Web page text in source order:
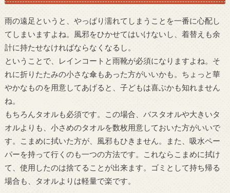
雨の遠足というと、やっぱり濡れてしまうことを一番に心配し
てしまいますよね。風邪をひかせてはいけないし、着替えも余
計に持たせなければならなくなるし。
ということで、レインコートと雨靴が必須になりますよね。そ
れに折りたたみの小さな傘もあった方がいいかも。ちょっと華
やかなものを用意してあげると、子どもは喜ぶかも知れません
ね。
もちろんタオルも必須です。この場合、バスタオルや大きいタ
オルよりも、小さめのタオルを数枚用意しておいた方がいいで
す。こまめに拭いた方が、風邪もひきません。また、吸水ペー
パーを持って行くのも一つの方法です。これならこまめに拭け
て、使用したのは捨てることが出来ます。ゴミとして持ち帰る
場合も、タオルよりは軽量で楽です。